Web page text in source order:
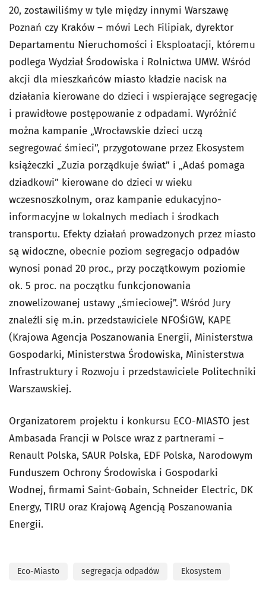
20, zostawiliśmy w tyle między innymi Warszawę
Poznań czy Kraków – mówi Lech Filipiak, dyrektor
Departamentu Nieruchomości i Eksploatacji, któremu
podlega Wydział Środowiska i Rolnictwa UMW. Wśród
akcji dla mieszkańców miasto kładzie nacisk na
działania kierowane do dzieci i wspierające segregację
i prawidłowe postępowanie z odpadami. Wyróżnić
można kampanie „Wrocławskie dzieci uczą
segregować śmieci”, przygotowane przez Ekosystem
książeczki „Zuzia porządkuje świat” i „Adaś pomaga
dziadkowi” kierowane do dzieci w wieku
wczesnoszkolnym, oraz kampanie edukacyjno-
informacyjne w lokalnych mediach i środkach
transportu. Efekty działań prowadzonych przez miasto
są widoczne, obecnie poziom segregacjo odpadów
wynosi ponad 20 proc., przy początkowym poziomie
ok. 5 proc. na początku funkcjonowania
znowelizowanej ustawy „śmieciowej”. Wśród Jury
znaleźli się m.in. przedstawiciele NFOŚiGW, KAPE
(Krajowa Agencja Poszanowania Energii, Ministerstwa
Gospodarki, Ministerstwa Środowiska, Ministerstwa
Infrastruktury i Rozwoju i przedstawiciele Politechniki
Warszawskiej.
Organizatorem projektu i konkursu ECO-MIASTO jest
Ambasada Francji w Polsce wraz z partnerami –
Renault Polska, SAUR Polska, EDF Polska, Narodowym
Funduszem Ochrony Środowiska i Gospodarki
Wodnej, firmami Saint-Gobain, Schneider Electric, DK
Energy, TIRU oraz Krajową Agencją Poszanowania
Energii.
Eco-Miasto segregacja odpadów Ekosystem